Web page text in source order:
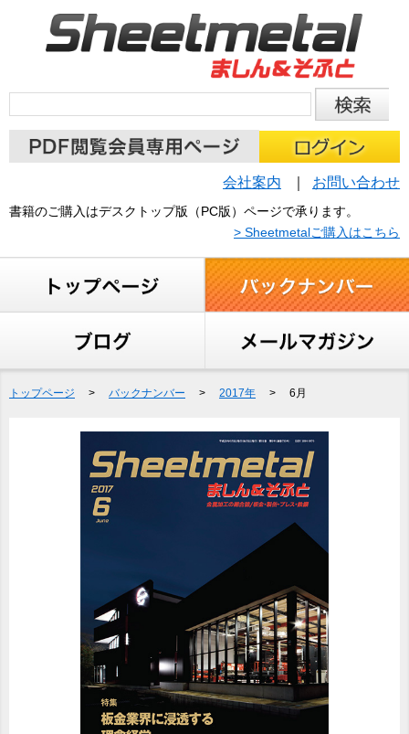
会社案内 お問い合わせ
書籍のご購入はデスクトップ版（PC版）ページで承ります。
> Sheetmetalご購入はこちら
トップページ > バックナンバー > 2017年 > 6月